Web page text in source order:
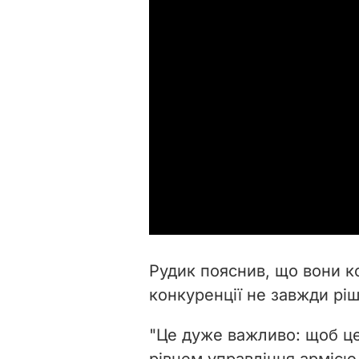
Рудик пояснив, що вони
конкуренції не завжди
"Це дуже важливо: щоб